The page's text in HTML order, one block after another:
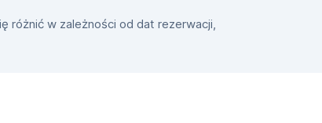
różnić w zależności od dat rezerwacji,